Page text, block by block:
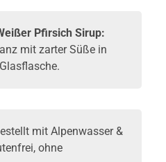
Pfirsich Sirup:
mit zarter Süße in
mit Alpenwasser &
ohne